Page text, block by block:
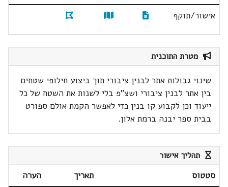
אישור/תוקף
מטרת התוכנית
שינוי גבולות אתר לבנין ציבורי תוך ביצוע חילופי שטחים
בין אתר לבנין ציבורי ושצ"פ בלי לשנות את השטח של כל
ייעוד וכן לקבוע קו בנין כדי לאפשר הקמת אולם ספורט
בבית ספר יבנה ברמת אלון.
תהליך אישור
סטטוס תאריך
הערה